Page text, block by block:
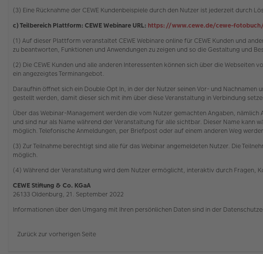
(3) Eine Rücknahme der CEWE Kundenbeispiele durch den Nutzer ist jederzeit durch
c) Teilbereich Plattform: CEWE Webinare URL: https://www.cewe.de/cewe-
(1) Auf dieser Plattform veranstaltet CEWE Webinare online für CEWE Kunden und
zu beantworten, Funktionen und Anwendungen zu zeigen und so die Gestaltung und
(2) Die CEWE Kunden und alle anderen Interessenten können sich über die
ein angezeigtes Terminangebot.
Daraufhin öffnet sich ein Double Opt In, in der der Nutzer seinen Vor- und
gestellt werden, damit dieser sich mit ihm über diese Veranstaltung in Verbindung
Über das Webinar-Management werden die vom Nutzer gemachten Angaben,
und sind nur als Name während der Veranstaltung für alle sichtbar. Dieser Name kann
möglich. Telefonische Anmeldungen, per Briefpost oder auf einem anderen Weg
(3) Zur Teilnahme berechtigt sind alle für das Webinar angemeldeten Nutzer. Die
möglich.
(4) Während der Veranstaltung wird dem Nutzer ermöglicht, interaktiv durch Fragen,
CEWE Stiftung & Co. KGaA
26133 Oldenburg, 21. September 2022
Informationen über den Umgang mit Ihren persönlichen Daten sind in der
Zurück zur vorherigen Seite